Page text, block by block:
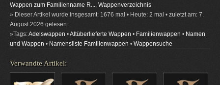
Wappen zum Familienname R..., Wappenverzeichnis
» Dieser Artikel wurde insgesamt: 1676 mal • Heute: 2 mal • zuletzt am: 7.
August 2026 gelesen.
»Tags:Adelswappen •Altüberlieferte Wappen • Familienwappen • Namen
und Wappen • Namensliste Familienwappen • Wappensuche
Verwandte Artikel: